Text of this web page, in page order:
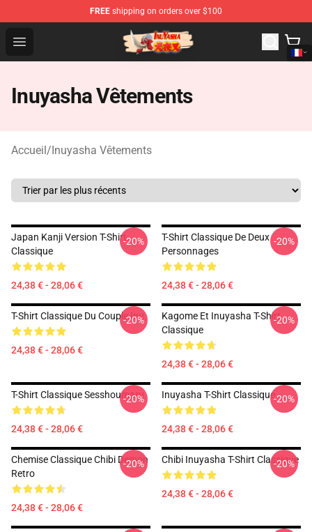
FREE shipping on orders over $100
Open menu
Inuyasha Store - Official Inuyasha Merchandise Shop
Inuyasha Vêtements
Accueil/Inuyasha Vêtements
Japan Kanji Version T-Shirt
Classique
24,38 € - 28,06 €
-20%
T-Shirt Classique De Deux
Personnages
24,38 € - 28,06 €
-20%
T-Shirt Classique Du Couple Inu
24,38 € - 28,06 €
-20%
Kagome Et Inuyasha T-Shirt
Classique
24,38 € - 28,06 €
-20%
T-Shirt Classique Sesshoumaru
24,38 € - 28,06 €
-20% Inuyasha T-Shirt Classique
24,38 € - 28,06 €
-20%
Chemise Classique Chibi Demon
Retro
24,38 € - 28,06 €
-20% Chibi Inuyasha T-Shirt Classique
24,38 € - 28,06 €
-20%